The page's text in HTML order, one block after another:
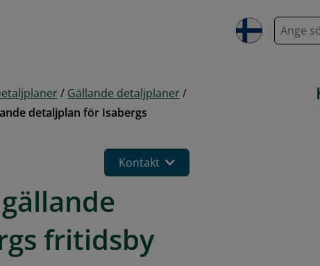
S
ö
/ Gällande detaljplaner /
detaljplan för Isabergs
Kontakt
fritidsby